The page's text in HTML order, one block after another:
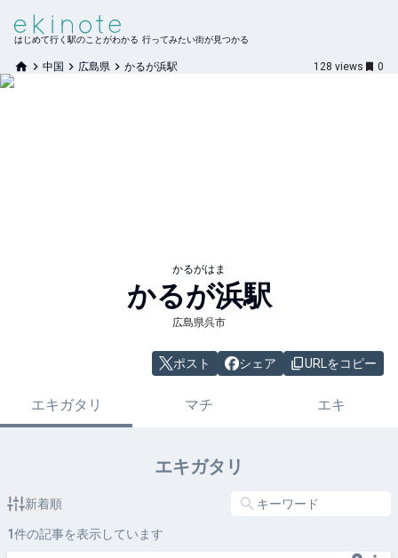
はじめて行く駅のことがわかる 行ってみたい街が見つかる
中国 広島県 かるが浜駅 128 views 0
かるがはま
かるが浜駅
広島県呉市
ポスト シェア URLをコピー
エキガタリ マチ エキ
エキガタリ
新着順
1件の記事を表示しています